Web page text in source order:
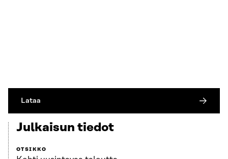
Lataa
Julkaisun tiedot
OTSIKKO